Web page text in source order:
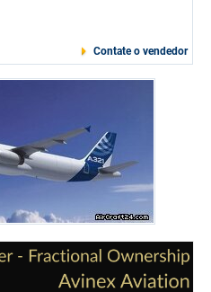
Contate o vendedor